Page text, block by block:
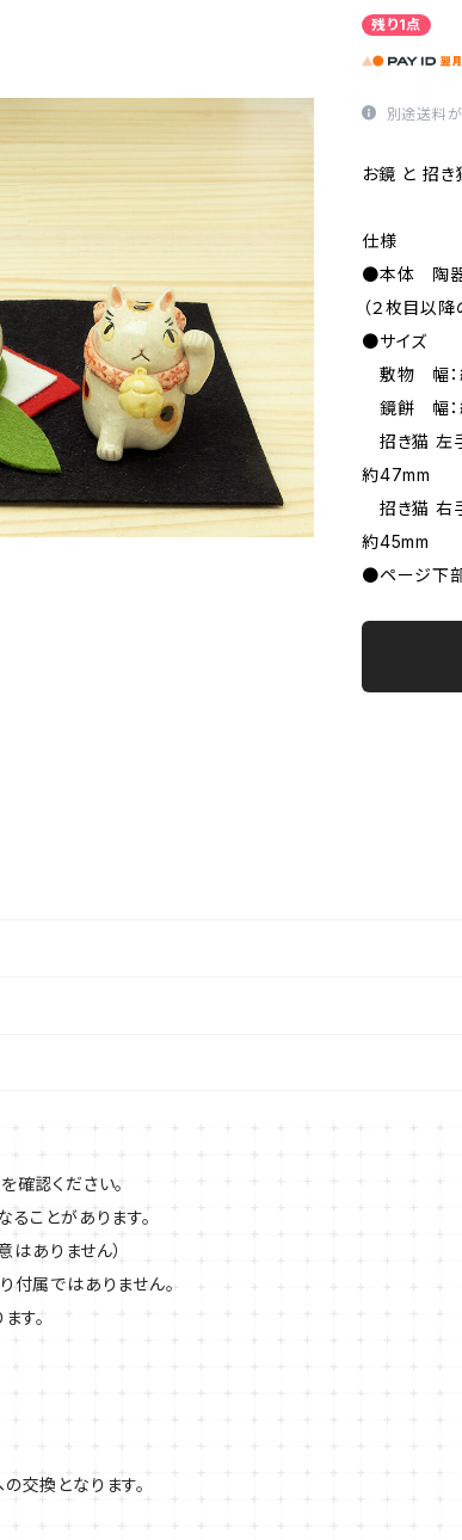
残り1点
別途送料が
お鏡 と 招き
仕様
●本体 陶器
（２枚目以
●サイズ
敷物 幅：
鏡餅 幅：
招き猫 左
約47mm
招き猫 右
約45mm
●ページ下部
認ください。
ことがあります。
はありません）
属ではありません。
す。
交換となります。